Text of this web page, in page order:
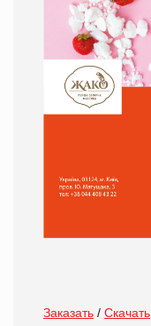
Заказать / Скачать